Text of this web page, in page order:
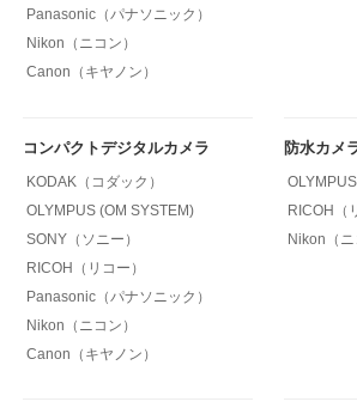
Panasonic（パナソニック）
Nikon（ニコン）
Canon（キヤノン）
コンパクトデジタルカメラ
KODAK（コダック）
OLYMPUS (OM SYSTEM)
SONY（ソニー）
RICOH（リコー）
Panasonic（パナソニック）
Nikon（ニコン）
Canon（キヤノン）
防水カメ
RICOH（
Nikon（ニ